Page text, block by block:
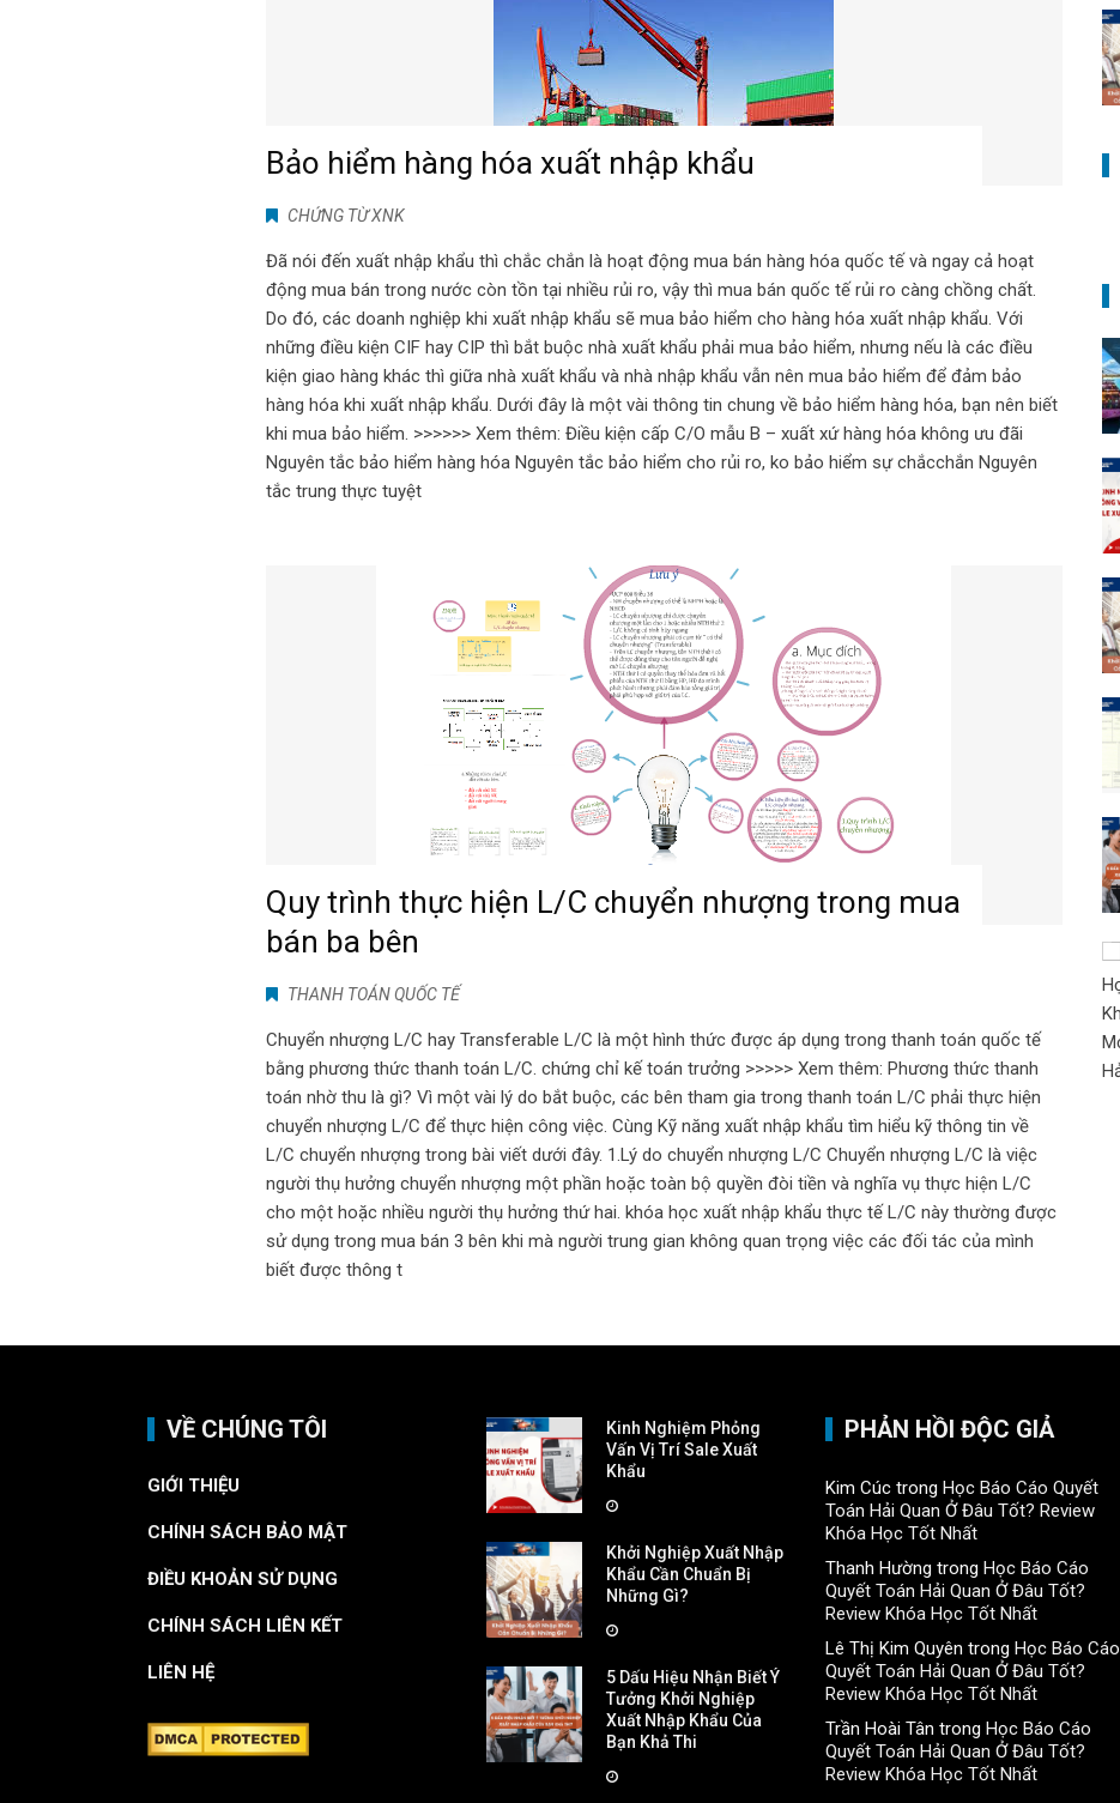
Bảo hiểm hàng hóa xuất nhập khẩu
CHỨNG TỪ XNK
Đã nói đến xuất nhập khẩu thì chắc chắn là hoạt động mua bán hàng hóa quốc tế và ngay cả hoạt
động mua bán trong nước còn tồn tại nhiều rủi ro, vậy thì mua bán quốc tế rủi ro càng chồng chất.
Do đó, các doanh nghiệp khi xuất nhập khẩu sẽ mua bảo hiểm cho hàng hóa xuất nhập khẩu. Với
những điều kiện CIF hay CIP thì bắt buộc nhà xuất khẩu phải mua bảo hiểm, nhưng nếu là các điều
kiện giao hàng khác thì giữa nhà xuất khẩu và nhà nhập khẩu vẫn nên mua bảo hiểm để đảm bảo
hàng hóa khi xuất nhập khẩu. Dưới đây là một vài thông tin chung về bảo hiểm hàng hóa, bạn nên biết
khi mua bảo hiểm. >>>>>> Xem thêm: Điều kiện cấp C/O mẫu B – xuất xứ hàng hóa không ưu đãi
Nguyên tắc bảo hiểm hàng hóa Nguyên tắc bảo hiểm cho rủi ro, ko bảo hiểm sự chắcchắn Nguyên
tắc trung thực tuyệt
Quy trình thực hiện L/C chuyển nhượng trong mua
bán ba bên
THANH TOÁN QUỐC TẾ
Chuyển nhượng L/C hay Transferable L/C là một hình thức được áp dụng trong thanh toán quốc tế
bằng phương thức thanh toán L/C. chứng chỉ kế toán trưởng >>>>> Xem thêm: Phương thức thanh
toán nhờ thu là gì? Vì một vài lý do bắt buộc, các bên tham gia trong thanh toán L/C phải thực hiện
chuyển nhượng L/C để thực hiện công việc. Cùng Kỹ năng xuất nhập khẩu tìm hiểu kỹ thông tin về
L/C chuyển nhượng trong bài viết dưới đây. 1.Lý do chuyển nhượng L/C Chuyển nhượng L/C là việc
người thụ hưởng chuyển nhượng một phần hoặc toàn bộ quyền đòi tiền và nghĩa vụ thực hiện L/C
cho một hoặc nhiều người thụ hưởng thứ hai. khóa học xuất nhập khẩu thực tế L/C này thường được
sử dụng trong mua bán 3 bên khi mà người trung gian không quan trọng việc các đối tác của mình
biết được thông t
VỀ CHÚNG TÔI
GIỚI THIỆU
CHÍNH SÁCH BẢO MẬT
ĐIỀU KHOẢN SỬ DỤNG
CHÍNH SÁCH LIÊN KẾT
LIÊN HỆ
Kinh Nghiệm Phỏng
Vấn Vị Trí Sale Xuất
Khẩu
Khởi Nghiệp Xuất Nhập
Khẩu Cần Chuẩn Bị
Những Gì?
5 Dấu Hiệu Nhận Biết Ý
Tưởng Khởi Nghiệp
Xuất Nhập Khẩu Của
Bạn Khả Thi
PHẢN HỒI ĐỘC GIẢ
Kim Cúc trong Học Báo Cáo Quyết
Toán Hải Quan Ở Đâu Tốt? Review
Khóa Học Tốt Nhất
Thanh Hường trong Học Báo Cáo
Quyết Toán Hải Quan Ở Đâu Tốt?
Review Khóa Học Tốt Nhất
Lê Thị Kim Quyên trong Học Báo Cáo
Quyết Toán Hải Quan Ở Đâu Tốt?
Review Khóa Học Tốt Nhất
Trần Hoài Tân trong Học Báo Cáo
Quyết Toán Hải Quan Ở Đâu Tốt?
Review Khóa Học Tốt Nhất